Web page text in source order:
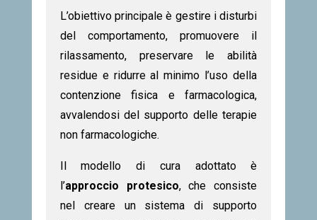
L’obiettivo principale è gestire i disturbi
del comportamento, promuovere il
rilassamento, preservare le abilità
residue e ridurre al minimo l’uso della
contenzione fisica e farmacologica,
avvalendosi del supporto delle terapie
non farmacologiche.
Il modello di cura adottato è
l’approccio protesico, che consiste
nel creare un sistema di supporto